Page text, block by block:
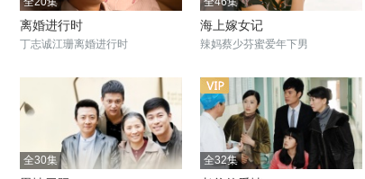
离婚进行时
丁志诚江珊离婚进行时
海上嫁女记
辣妈蔡少芬蜜爱年下男
全30集 全32集